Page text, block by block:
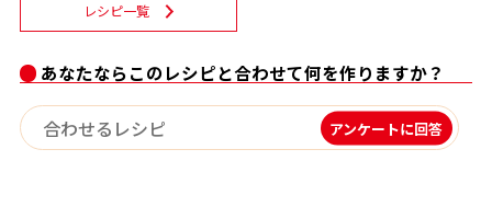
新鮮一番 『氷熟®』
レシピ一覧
あなたならこのレシピと合わせて何を作りますか？
アンケートに回答